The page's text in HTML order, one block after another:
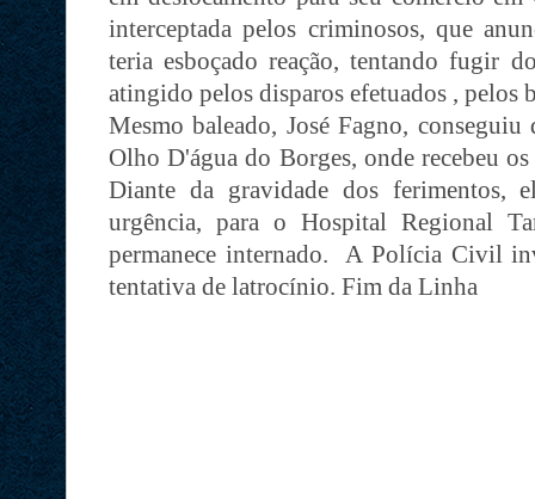
interceptada pelos criminosos, que
teria esboçado reação, tentando fugir
atingido pelos disparos efetuados , pelos
Mesmo baleado, José Fagno,
Olho D'água do Borges, onde recebeu
Diante da gravidade dos ferimentos,
urgência, para o Hospital Regional
permanece internado. A Polícia Civil
tentativa de latrocínio. Fim da Linha